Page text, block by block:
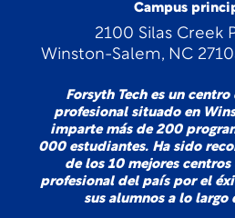
Campus
2100 Silas Creek
Winston-Salem, NC
Forsyth Tech es un
profesional situado en
imparte más de 200
000 estudiantes. Ha sido
de los 10 mejores
profesional del país por el
sus alumnos a lo largo